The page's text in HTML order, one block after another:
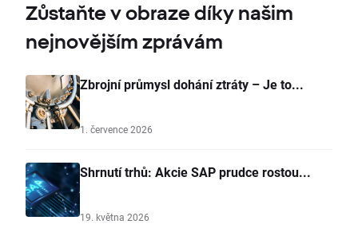
Zůstaňte v obraze díky našim
nejnovějším zprávám
Zbrojní průmysl dohání ztráty – Je to...
1. července 2026
Shrnutí trhů: Akcie SAP prudce rostou...
19. května 2026